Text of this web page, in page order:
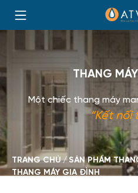
content
Trang
THANG
Một chiếc thang máy
“Kết nối
BROWSE:
TRANG CHỦ
SẢN PHẨM
THANG MÁY GIA ĐÌNH